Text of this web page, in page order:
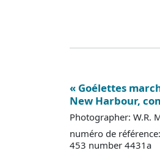
« Goélettes
New Harbour,
Photographer: W.R.
numéro de
453 number 4431a